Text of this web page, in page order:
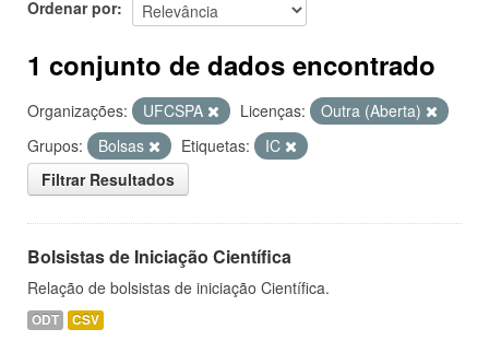
Ordenar por
1 conjunto de dados encontrado
Organizações: UFCSPA Licenças:
Outra (Aberta)
Grupos:
Bolsas Etiquetas:
IC
Filtrar Resultados
Bolsistas de Iniciação Científica
Relação de bolsistas de iniciação Científica.
ODT CSV